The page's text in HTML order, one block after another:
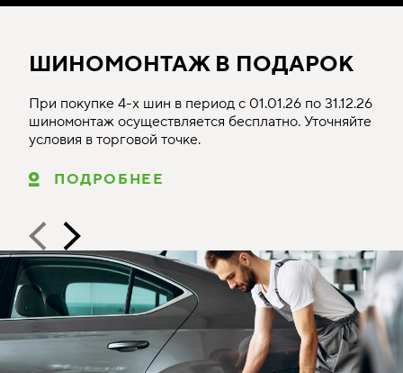
ШИНОМОНТАЖ В ПОДАРОК
При покупке 4-х шин в период с 01.01.26 по 31.12.26
шиномонтаж осуществляется бесплатно. Уточняйте
условия в торговой точке.
ПОДРОБНЕЕ